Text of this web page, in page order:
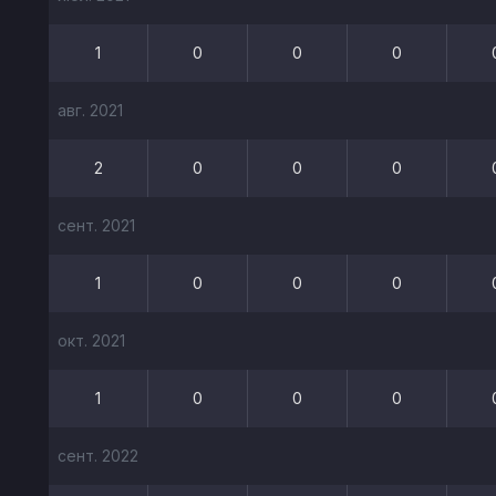
1 0 0 0
авг. 2021
2 0 0 0
сент. 2021
1 0 0 0
окт. 2021
1 0 0 0
сент. 2022